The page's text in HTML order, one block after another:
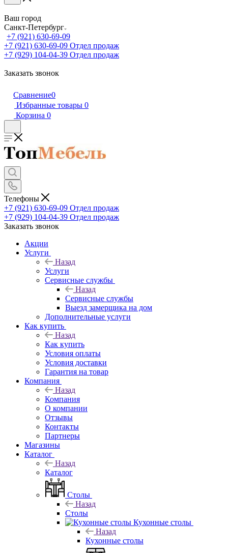
Ваш город
Санкт-Петербург
+7 (921) 630-69-09
+7 (921) 630-69-09 Отдел продаж
+7 (929) 104-04-39 Отдел продаж
Заказать звонок
Сравнение0
Избранные товары 0
Корзина 0
Телефоны
+7 (921) 630-69-09 Отдел продаж
+7 (929) 104-04-39 Отдел продаж
Заказать звонок
Акции
Услуги
Назад
Услуги
Сервисные службы
Назад
Сервисные службы
Выезд замерщика на дом
Дополнительные услуги
Как купить
Назад
Как купить
Условия оплаты
Условия доставки
Гарантия на товар
Компания
Назад
Компания
О компании
Отзывы
Контакты
Партнеры
Магазины
Каталог
Назад
Каталог
Столы
Назад
Столы
Кухонные столы
Назад
Кухонные столы